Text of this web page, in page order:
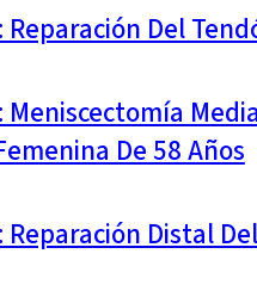
Reparación Del
Meniscectomía
De 58 Años
Reparación Distal